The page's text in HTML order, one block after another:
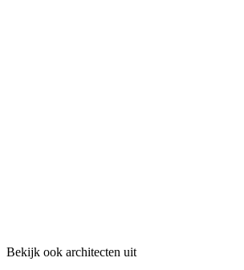
Bekijk ook architecten uit